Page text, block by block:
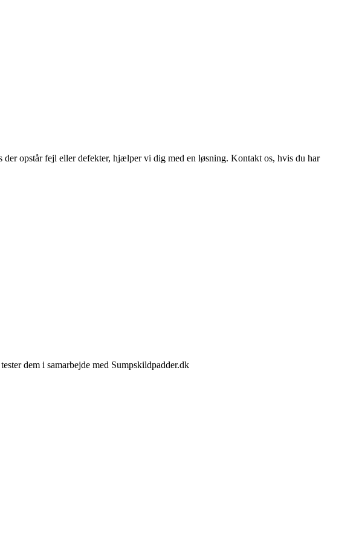
opstår fejl eller defekter, hjælper vi dig med en løsning. Kontakt os, hvis du har
dem i samarbejde med Sumpskildpadder.dk